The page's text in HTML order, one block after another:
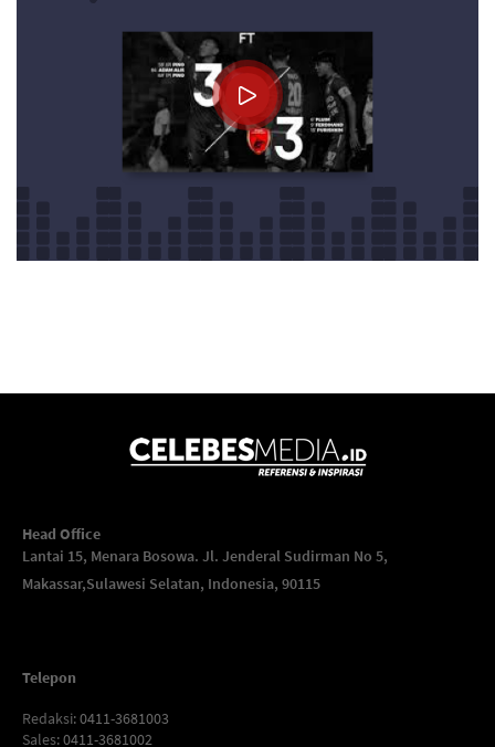
Head Office
Lantai 15, Menara Bosowa. Jl. Jenderal Sudirman No 5,
Makassar,Sulawesi Selatan, Indonesia, 90115
Telepon
Redaksi: 0411-3681003
Sales: 0411-3681002